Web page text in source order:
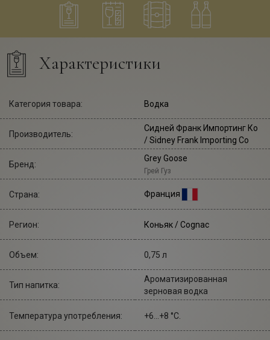
Характеристики
Категория товара: Водка
Производитель:
Сидней Франк Импортинг Ко
/ Sidney Frank Importing Co
Бренд:
Grey Goose
Грей Гуз
Страна: Франция
Регион: Коньяк / Cognac
Объем: 0,75 л
Тип напитка:
Ароматизированная
зерновая водка
Температура употребления: +6...+8 °С.